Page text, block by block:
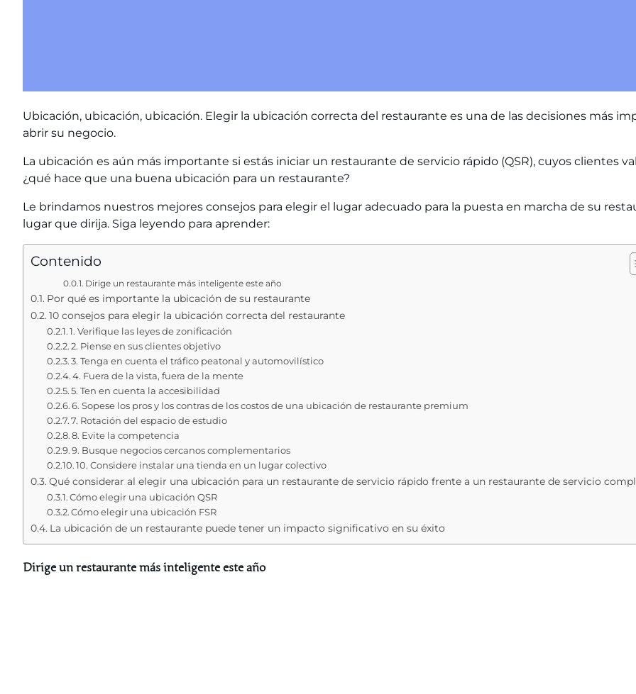
Ubicación, ubicación, ubicación. Elegir la ubicación correcta del restaurante es una de las decisiones más
abrir su negocio.
La ubicación es aún más importante si estás iniciar un restaurante de servicio rápido (QSR), cuyos clientes
¿qué hace que una buena ubicación para un restaurante?
Le brindamos nuestros mejores consejos para elegir el lugar adecuado para la puesta en marcha de su
lugar que dirija. Siga leyendo para aprender:
Contenido
Dirige un restaurante más inteligente este año
Por qué es importante la ubicación de su restaurante
10 consejos para elegir la ubicación correcta del restaurante
1. Verifique las leyes de zonificación
2. Piense en sus clientes objetivo
3. Tenga en cuenta el tráfico peatonal y automovilístico
4. Fuera de la vista, fuera de la mente
5. Ten en cuenta la accesibilidad
6. Sopese los pros y los contras de los costos de una ubicación de restaurante premium
7. Rotación del espacio de estudio
8. Evite la competencia
9. Busque negocios cercanos complementarios
10. Considere instalar una tienda en un lugar colectivo
Qué considerar al elegir una ubicación para un restaurante de servicio rápido frente a un restaurante de servicio
Cómo elegir una ubicación QSR
Cómo elegir una ubicación FSR
La ubicación de un restaurante puede tener un impacto significativo en su éxito
Dirige un restaurante más inteligente este año